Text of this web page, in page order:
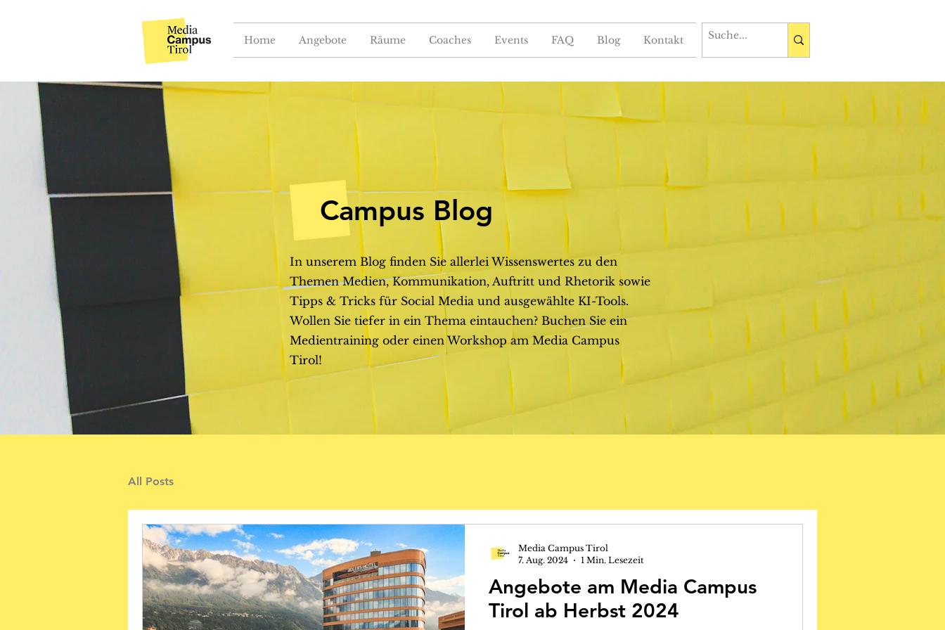
Home Angebote Räume Coaches Events FAQ Blog Kontakt
Campus Blog
In unserem Blog finden Sie allerlei Wissenswertes zu den
Themen Medien, Kommunikation, Auftritt und Rhetorik sowie
Tipps & Tricks für Social Media und ausgewählte KI-Tools.
Wollen Sie tiefer in ein Thema eintauchen? Buchen Sie ein
Medientraining oder einen Workshop am Media Campus
Tirol!
All Posts
Angebote am Media Campus
Tirol ab Herbst 2024
Media Campus Tirol
7. Aug. 2024
1 Min. Lesezeit